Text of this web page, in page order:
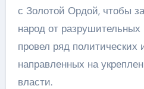
с Золотой Ордой, чтобы
народ от разрушительных
провел ряд
направленных на
власти.